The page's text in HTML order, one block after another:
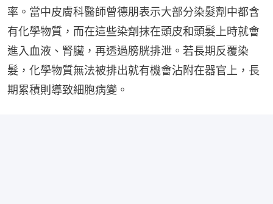
率。當中皮膚科醫師曾德朋表示大部分染髮劑中都含
有化學物質，而在這些染劑抹在頭皮和頭髮上時就會
進入血液、腎臟，再透過膀胱排泄。若長期反覆染
髮，化學物質無法被排出就有機會沾附在器官上，長
期累積則導致細胞病變。